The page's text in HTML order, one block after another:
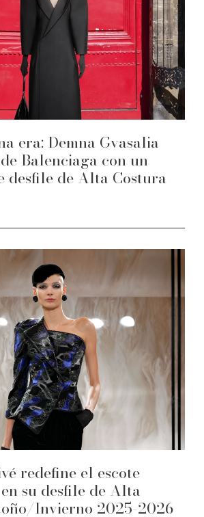
era: Demna Gvasalia
Balenciaga con un
desfile de Alta Costura
redefine el escote
su desfile de Alta
Invierno 2025-2026